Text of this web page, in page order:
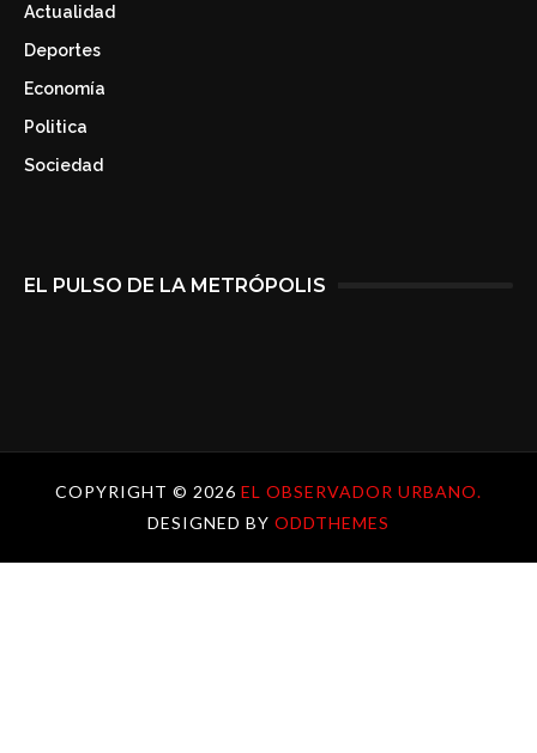
Actualidad
Deportes
Economía
Politica
Sociedad
EL PULSO DE LA METRÓPOLIS
COPYRIGHT © 2026 EL OBSERVADOR URBANO.
DESIGNED BY ODDTHEMES